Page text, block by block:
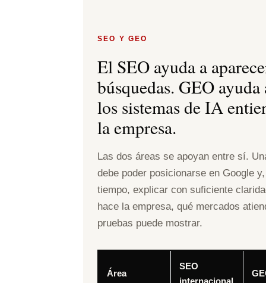
SEO Y GEO
El SEO ayuda a
búsquedas. GEO ayuda
los sistemas de IA
la empresa.
Las dos áreas se apoyan entre sí.
debe poder posicionarse en Google
tiempo, explicar con suficiente
hace la empresa, qué mercados
pruebas puede mostrar.
Área
SEO